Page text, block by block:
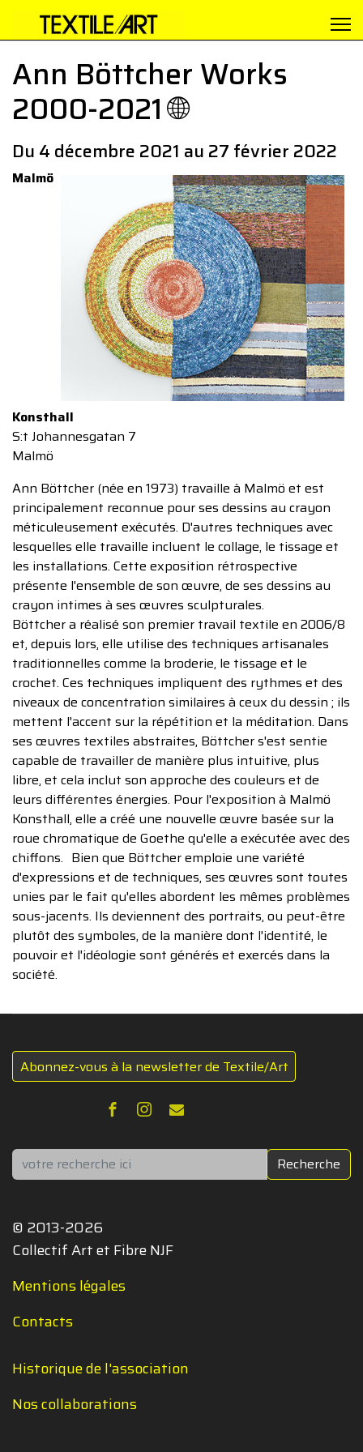
Ann Böttcher Works
2000-2021 🌐
Du 4 décembre 2021 au 27 février 2022
Malmö
Konsthall
S:t Johannesgatan 7
Malmö
Ann Böttcher (née en 1973) travaille à Malmö et est
principalement reconnue pour ses dessins au crayon
méticuleusement exécutés. D'autres techniques avec
lesquelles elle travaille incluent le collage, le tissage et
les installations. Cette exposition rétrospective
présente l'ensemble de son œuvre, de ses dessins au
crayon intimes à ses œuvres sculpturales.
Böttcher a réalisé son premier travail textile en 2006/8
et, depuis lors, elle utilise des techniques artisanales
traditionnelles comme la broderie, le tissage et le
crochet. Ces techniques impliquent des rythmes et des
niveaux de concentration similaires à ceux du dessin ; ils
mettent l'accent sur la répétition et la méditation. Dans
ses œuvres textiles abstraites, Böttcher s'est sentie
capable de travailler de manière plus intuitive, plus
libre, et cela inclut son approche des couleurs et de
leurs différentes énergies. Pour l'exposition à Malmö
Konsthall, elle a créé une nouvelle œuvre basée sur la
roue chromatique de Goethe qu'elle a exécutée avec des
chiffons. Bien que Böttcher emploie une variété
d'expressions et de techniques, ses œuvres sont toutes
unies par le fait qu'elles abordent les mêmes problèmes
sous-jacents. Ils deviennent des portraits, ou peut-être
plutôt des symboles, de la manière dont l'identité, le
pouvoir et l'idéologie sont générés et exercés dans la
société.
Abonnez-vous à la newsletter de Textile/Art
Rechercher Recherche
© 2013-2026
Collectif Art et Fibre NJF
Mentions légales
Contacts
Historique de l'association
Nos collaborations